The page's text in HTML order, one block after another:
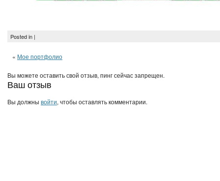
Posted in |
« Мое портфолио
Вы можете оставить свой отзыв, пинг сейчас запрещен.
Ваш отзыв
Вы должны войти, чтобы оставлять комментарии.